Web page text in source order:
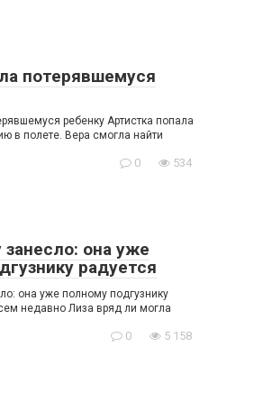
потерявшемуся
ребенку Артистка попала
в полете. Вера смогла найти
0 534
занесло: она уже
радуется
она уже полному подгузнику
недавно Лиза вряд ли могла
0 5 158